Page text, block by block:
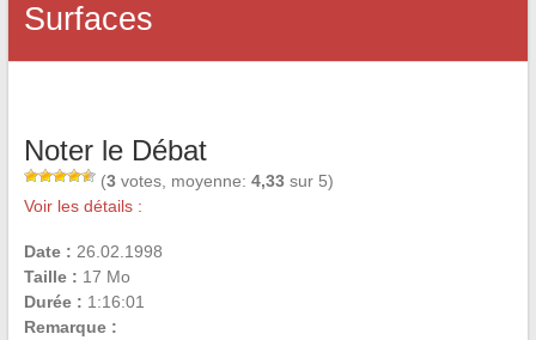
Surfaces
Noter le Débat
(3votes, moyenne: 4,33sur 5)
Voir les détails :
Date : 26.02.1998
Taille : 17 Mo
Durée : 1:16:01
Remarque :